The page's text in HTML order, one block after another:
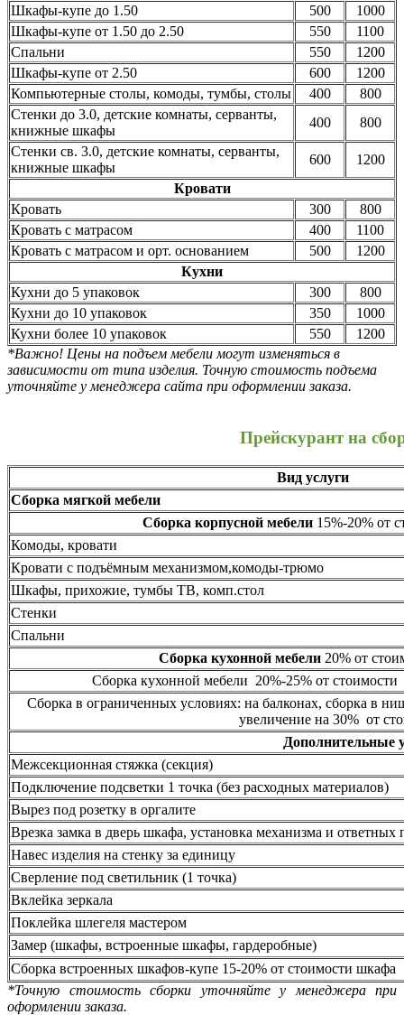
Шкафы-купе до 1.50
500
1000
Шкафы-купе от 1.50 до 2.50
550
1100
Спальни
550
1200
Шкафы-купе от 2.50
600
1200
Компьютерные столы, комоды, тумбы, столы
400
800
Стенки до 3.0, детские комнаты, серванты,
книжные шкафы
400
800
Стенки св. 3.0, детские комнаты, серванты,
книжные шкафы
600
1200
Кровати
Кровать
300
800
Кровать с матрасом
400
1100
Кровать с матрасом и орт. основанием
500
1200
Кухни
Кухни до 5 упаковок
300
800
Кухни до 10 упаковок
350
1000
Кухни более 10 упаковок
550
1200
*Важно! Цены на подъем мебели могут изменяться в
зависимости от типа изделия. Точную стоимость подъема
уточняйте у менеджера сайта при оформлении заказа.
Прейскурант на
Вид услуги
Сборка мягкой мебели
Сборка корпусной мебели15%-20% от
Комоды, кровати
Кровати с подъёмным механизмом,комоды-трюмо
Шкафы, прихожие, тумбы ТВ, комп.стол
Стенки
Спальни
Сборка кухонной мебели20% от
Сборка кухонной мебели 20%-25% от стоимости
Сборка в ограниченных условиях: на балконах, сборка в
увеличение на 30% от
Дополнительные
Межсекционная стяжка (секция)
Подключение подсветки 1 точка (без расходных материалов)
Вырез под розетку в оргалите
Врезка замка в дверь шкафа, установка механизма и ответных
Навес изделия на стенку за единицу
Сверление под светильник (1 точка)
Вклейка зеркала
Поклейка шлегеля мастером
Замер (шкафы, встроенные шкафы, гардеробные)
Сборка встроенных шкафов-купе 15-20% от стоимости шкафа
*Точную стоимость сборки уточняйте у менеджера при
оформлении заказа.